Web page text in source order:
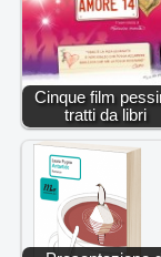
Cinque film
tratti da libri